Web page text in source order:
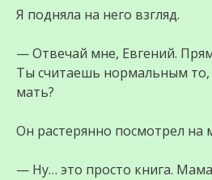
Я подняла на него взгляд.
— Отвечай мне, Евгений.
Ты считаешь нормальным то,
мать?
Он растерянно посмотрел на
— Ну… это просто книга.